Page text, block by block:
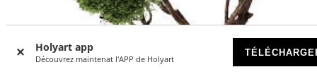
Holyart app
Découvrez maintenat l'APP de Holyart